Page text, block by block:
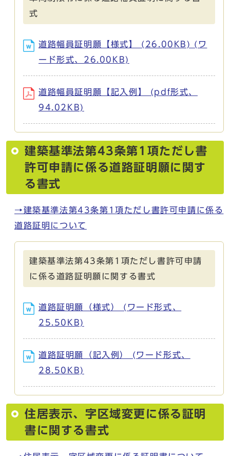
式
道路幅員証明願【様式】 (26.00KB) (ワ
ード形式、26.00KB)
道路幅員証明願【記入例】 (pdf形式、
94.02KB)
建築基準法第43条第1項ただし書
許可申請に係る道路証明願に関す
る書式
→建築基準法第43条第1項ただし書許可申請に係る
道路証明について
建築基準法第43条第1項ただし書許可申請
に係る道路証明願に関する書式
道路証明願（様式） (ワード形式、
25.50KB)
道路証明願（記入例） (ワード形式、
28.50KB)
住居表示、字区域変更に係る証明
書に関する書式